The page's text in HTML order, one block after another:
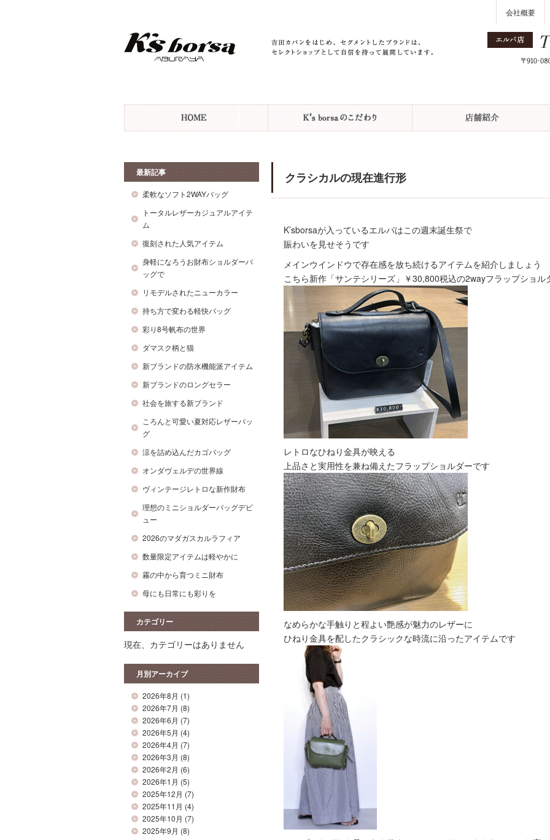
会社概要
最新記事
柔軟なソフト2WAYバッグ
トータルレザーカジュアルアイテ
ム
復刻された人気アイテム
身軽になろうお財布ショルダーバ
ッグで
リモデルされたニューカラー
持ち方で変わる軽快バッグ
彩り8号帆布の世界
ダマスク柄と猫
新ブランドの防水機能派アイテム
新ブランドのロングセラー
社会を旅する新ブランド
ころんと可愛い夏対応レザーバッ
グ
涼を詰め込んだカゴバッグ
オンダヴェルデの世界線
ヴィンテージレトロな新作財布
理想のミニショルダーバッグデビ
ュー
2026のマダガスカルラフィア
数量限定アイテムは軽やかに
霧の中から育つミニ財布
母にも日常にも彩りを
カテゴリー
現在、カテゴリーはありません
月別アーカイブ
2026年8月 (1)
2026年7月 (8)
2026年6月 (7)
2026年5月 (4)
2026年4月 (7)
2026年3月 (8)
2026年2月 (6)
2026年1月 (5)
2025年12月 (7)
2025年11月 (4)
2025年10月 (7)
2025年9月 (8)
クラシカルの現在進行形
K’sborsaが入っているエルパはこの週末誕生祭で
賑わいを見せそうです
メインウインドウで存在感を放ち続けるアイテムを紹介しましょう
こちら新作「サンテシリーズ」￥30,800税込の2wayフラップショル
レトロなひねり金具が映える
上品さと実用性を兼ね備えたフラップショルダーです
なめらかな手触りと程よい艶感が魅力のレザーに
ひねり金具を配したクラシックな時流に沿ったアイテムです